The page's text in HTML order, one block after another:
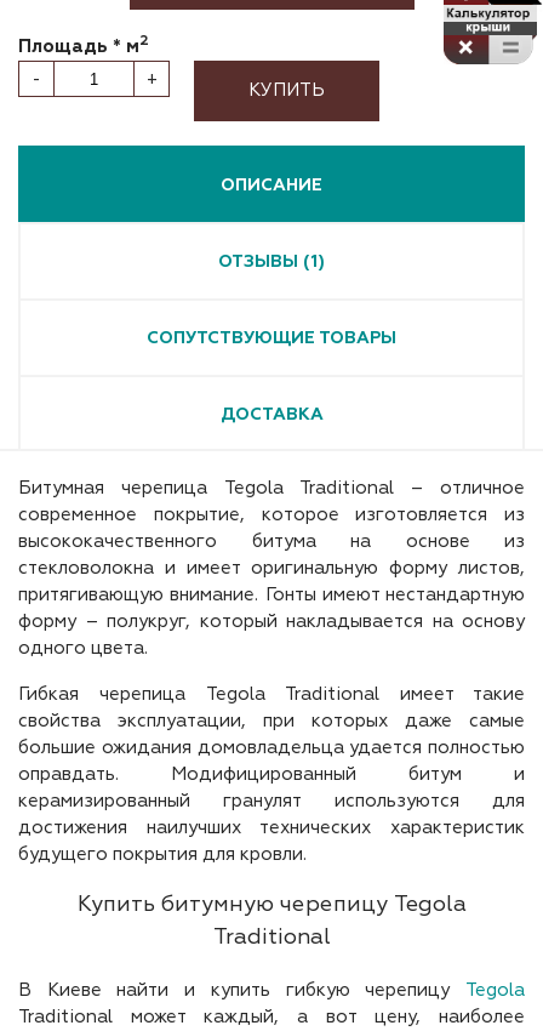
Площадь * м2
- + КУПИТЬ
ОПИСАНИЕ
ОТЗЫВЫ (1)
СОПУТСТВУЮЩИЕ ТОВАРЫ
ДОСТАВКА
Битумная черепица Tegola Traditional – отличное
современное покрытие, которое изготовляется из
высококачественного битума на основе из
стекловолокна и имеет оригинальную форму листов,
притягивающую внимание. Гонты имеют нестандартную
форму – полукруг, который накладывается на основу
одного цвета.
Гибкая черепица Tegola Traditional имеет такие
свойства эксплуатации, при которых даже самые
большие ожидания домовладельца удается полностью
оправдать. Модифицированный битум и
керамизированный гранулят используются для
достижения наилучших технических характеристик
будущего покрытия для кровли.
Купить битумную черепицу Tegola
Traditional
В Киеве найти и купить гибкую черепицу Tegola
Traditional может каждый, а вот цену, наиболее